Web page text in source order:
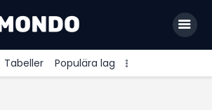
Tabeller Populära lag